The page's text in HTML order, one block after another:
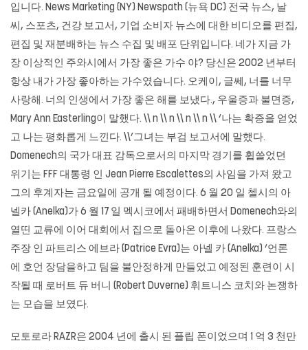
입니다. News Marketing (NY) Newspath (뉴욕 DC) 전국 뉴스, 날
씨, 스포츠, 건강 보고서, 기업 소비자 뉴스에 대한 비디오를 편집,
편집 및 재분배하는 뉴스 수집 및 배포 단위입니다. 네가 지금 가
장 이상적인 주와시에서 가장 좋은 가수 야? 당신은 2002 년부터
항상 내가 가장 좋아하는 가수였습니다. 오케이, 글쎄, 너를 너무
사랑해. 너의 인생에서 가장 좋은 해를 보냈다., 우울증과 불면증,
Mary Ann Easterling이 말했다. \\ n \\ n \\ n \\ n \\ ‘나는 확증을 얻었
고 나는 평화롭게 느낀다. \\’그녀는 부검 보고서에 말했다.
Domenech의 국가 대표 감독으로서의 마지막 경기를 휩쓸었던
위기는 FFF 대통령 인 Jean Pierre Escalettes의 사임을 가져 왔고
그의 후계자는 금요일에 공개 될 예정이다. 6 월 20 일 첼시의 아
넬카 (Anelka)가 6 월 17 일 멕시코에서 패배하면서 Domenech와의
열띤 교류에 이어 대회에서 집으로 돌아온 이후에 나왔다. 프랑스
주장 인 파트리스 에브라 (Patrice Evra)는 아넬 카 (Anelka) ‘언론
에 호언 장담을하고 팀을 불안정하게 만들었고 예정된 훈련이 시
작될 때 로버트 듀 버니 (Robert Duverne) 휘트니스 코치와 논쟁하
는 모습을 보였다.
모토로라 RAZR은 2004 년에 출시 된 플립 폰이었으며 1 억 3 천만